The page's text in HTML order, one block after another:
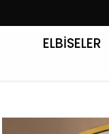
ELBİSELER